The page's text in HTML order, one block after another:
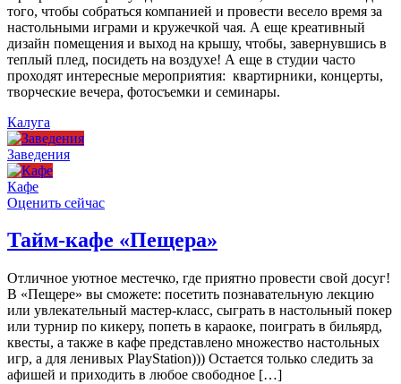
того, чтобы собраться компанией и провести весело время за
настольными играми и кружечкой чая. А еще креативный
дизайн помещения и выход на крышу, чтобы, завернувшись в
теплый плед, посидеть на воздухе! А еще в студии часто
проходят интересные мероприятия: квартирники, концерты,
творческие вечера, фотосъемки и семинары.
Калуга
Заведения
Кафе
Оценить сейчас
Тайм-кафе «Пещера»
Отличное уютное местечко, где приятно провести свой досуг!
В «Пещере» вы сможете: посетить познавательную лекцию
или увлекательный мастер-класс, сыграть в настольный покер
или турнир по кикеру, попеть в караоке, поиграть в бильярд,
квесты, а также в кафе представлено множество настольных
игр, а для ленивых PlayStation))) Остается только следить за
афишей и приходить в любое свободное […]